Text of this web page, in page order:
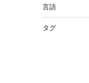
言語
タグ